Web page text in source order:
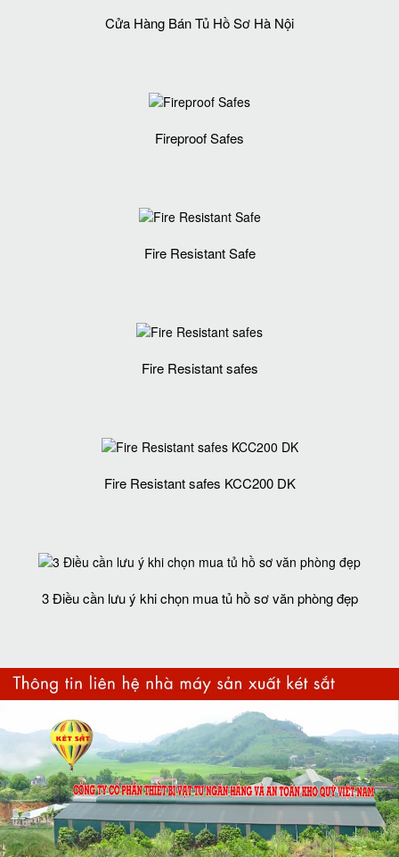
Cửa Hàng Bán Tủ Hồ Sơ Hà Nội
Fireproof Safes
Fire Resistant Safe
Fire Resistant safes
Fire Resistant safes KCC200 DK
3 Điều cần lưu ý khi chọn mua tủ hồ sơ văn phòng đẹp